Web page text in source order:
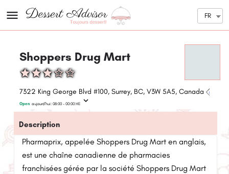
FR
Shoppers Drug Mart
7322 King George Blvd #100, Surrey, BC, V3W 5A5, Canada
Open aujourd'hui: 08:00 - 00:00 HE
Description
Pharmaprix, appelée Shoppers Drug Mart en anglais,
est une chaîne canadienne de pharmacies
franchisées gérée par la société Shoppers Drug Mart